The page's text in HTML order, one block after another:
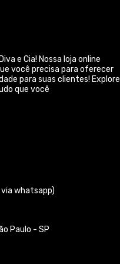
e Cia! Nossa loja online
você precisa para oferecer
para suas clientes! Explore
que você
whatsapp)
Paulo - SP